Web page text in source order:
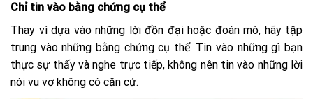
Chỉ tin vào bằng chứng cụ thể
Thay vì dựa vào những lời đồn đại hoặc đoán mò, hãy tập
trung vào những bằng chứng cụ thể. Tin vào những gì bạn
thực sự thấy và nghe trực tiếp, không nên tin vào những lời
nói vu vơ không có căn cứ.